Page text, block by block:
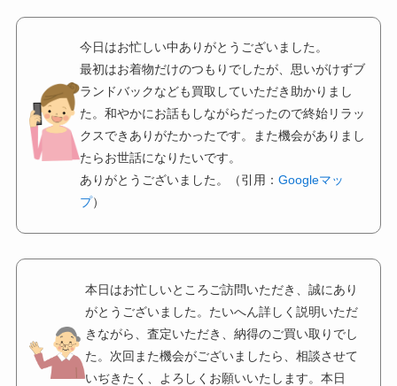
今日はお忙しい中ありがとうございました。
最初はお着物だけのつもりでしたが、思いがけずブ
ランドバックなども買取していただき助かりまし
た。和やかにお話もしながらだったので終始リラッ
クスできありがたかったです。また機会がありまし
たらお世話になりたいです。
ありがとうございました。（引用：Googleマッ
プ）
本日はお忙しいところご訪問いただき、誠にあり
がとうございました。たいへん詳しく説明いただ
きながら、査定いただき、納得のご買い取りでし
た。次回また機会がございましたら、相談させて
いぢきたく、よろしくお願いいたします。本日